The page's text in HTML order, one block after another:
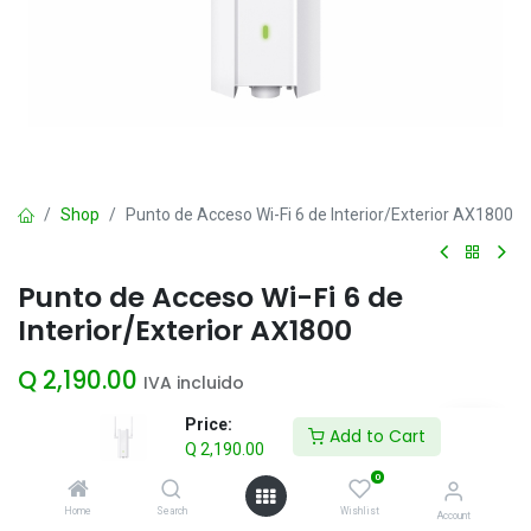
Price:
Q 2,190.00
Add to Cart
Home Search
0
Wishlist Account
Shop Punto de Acceso Wi-Fi 6 de Interior/Exterior AX1800
Punto de Acceso Wi-Fi 6 de
Interior/Exterior AX1800
Q 2,190.00 IVA incluido
Add to Cart
Agregar a la lista de deseos